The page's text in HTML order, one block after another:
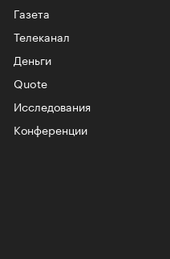
Газета
Телеканал
Деньги
Quote
Исследования
Конференции